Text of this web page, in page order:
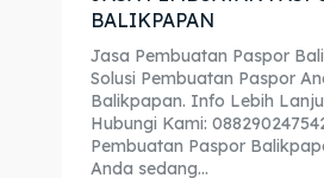
BALIKPAPAN
Jasa Pembuatan Paspor
Solusi Pembuatan Paspor
Balikpapan. Info Lebih
Hubungi Kami: 088290247542
Pembuatan Paspor
Anda sedang...